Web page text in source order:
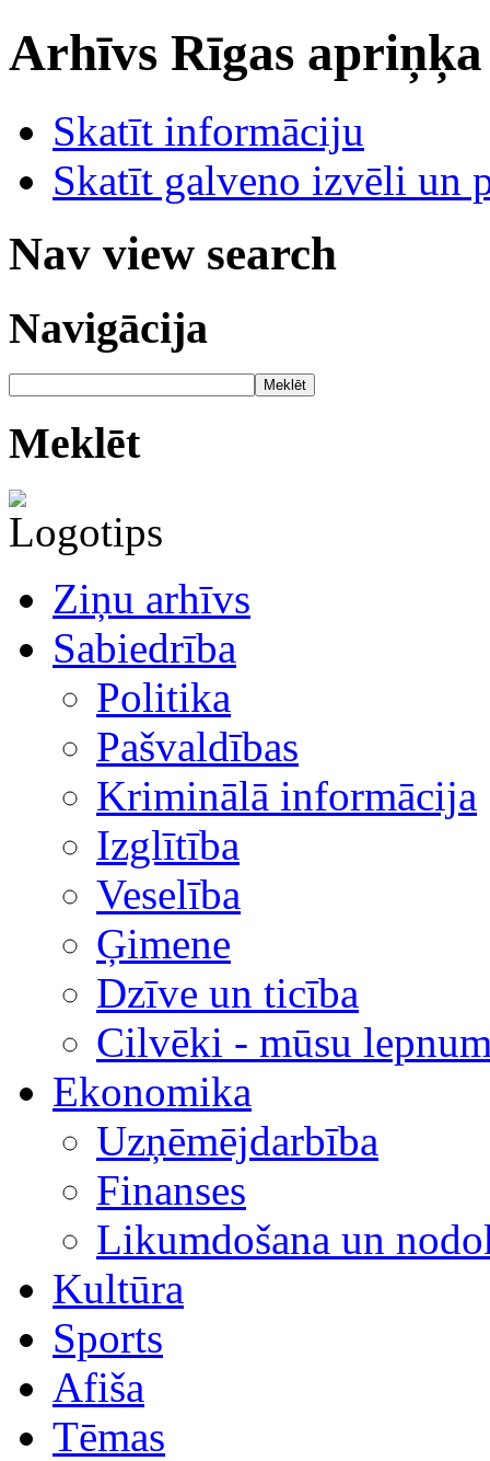
Arhīvs Rīgas
Skatīt informāciju
Skatīt galveno izvēli un
Nav view search
Navigācija
Meklēt
Meklēt
Ziņu arhīvs
Sabiedrība
Politika
Pašvaldības
Kriminālā informācija
Izglītība
Veselība
Ģimene
Dzīve un ticība
Cilvēki - mūsu
Ekonomika
Uzņēmējdarbība
Finanses
Likumdošana un
Kultūra
Sports
Afiša
Tēmas